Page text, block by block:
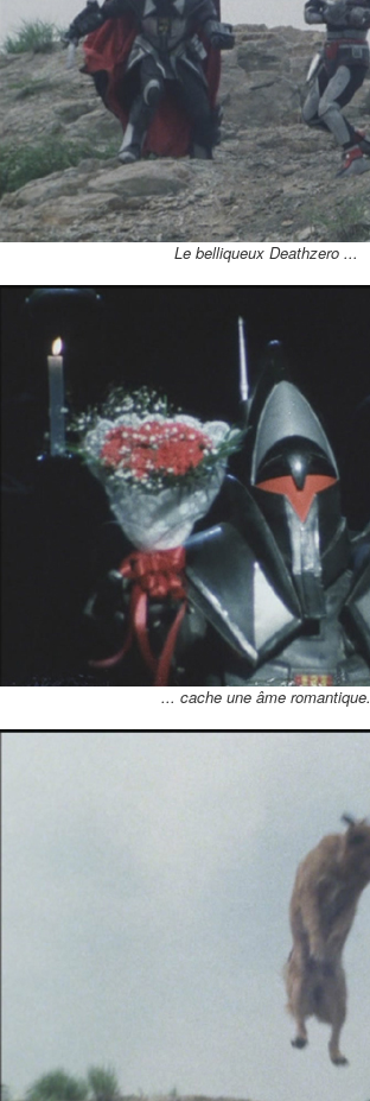
Le belliqueux Deathzero ...
... cache une âme romantique.